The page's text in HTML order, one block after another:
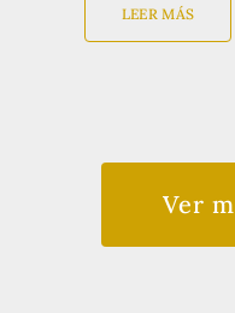
LEER MÁS
Ver